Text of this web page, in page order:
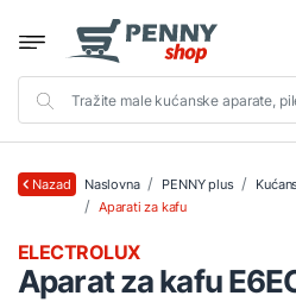
Nazad Naslovna PENNY plus
Aparati za kafu
Aparat za kafu
ELECTROLUX